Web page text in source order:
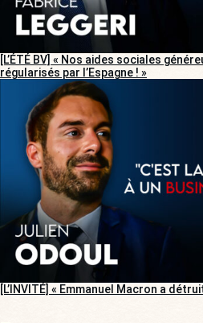
[L’ÉTÉ BV] « Nos aides sociales
régularisés par l’Espagne ! »
[L’INVITÉ] « Emmanuel Macron a